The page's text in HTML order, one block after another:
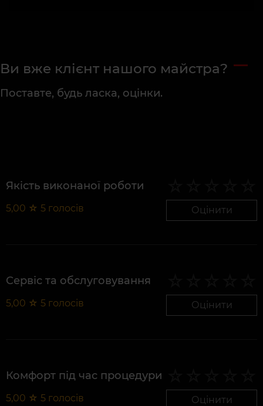
Ви вже клієнт нашого майстра?
Поставте, будь ласка, оцінки.
Якість виконаної роботи
5,00 ☆ 5 голосів Оцінити
Сервіс та обслуговування
5,00 ☆ 5 голосів Оцінити
Комфорт під час процедури
5,00 ☆ 5 голосів Оцінити